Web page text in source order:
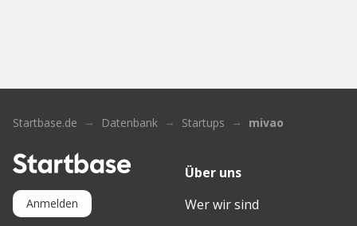
Startbase.de Datenbank Startups mivao
Anmelden
Über uns
Wer wir sind